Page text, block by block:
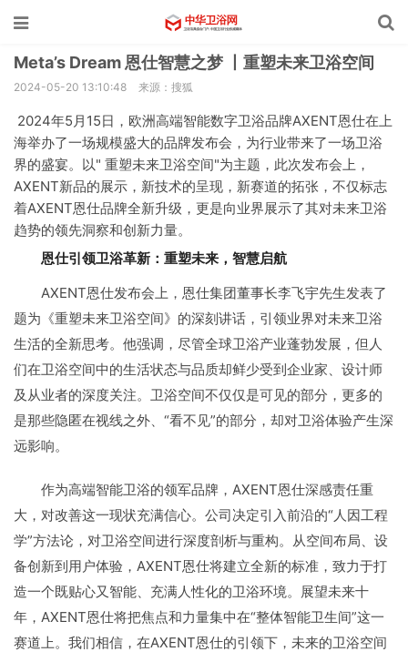
Meta’s Dream 恩仕智慧之梦 丨重塑未来卫浴空间
2024-05-20 13:10:48 来源：搜狐
2024年5月15日，欧洲高端智能数字卫浴品牌AXENT恩仕在上
海举办了一场规模盛大的品牌发布会，为行业带来了一场卫浴
界的盛宴。以" 重塑未来卫浴空间"为主题，此次发布会上，
AXENT新品的展示，新技术的呈现，新赛道的拓张，不仅标志
着AXENT恩仕品牌全新升级，更是向业界展示了其对未来卫浴
趋势的领先洞察和创新力量。
恩仕引领卫浴革新：重塑未来，智慧启航
AXENT恩仕发布会上，恩仕集团董事长李飞宇先生发表了
题为《重塑未来卫浴空间》的深刻讲话，引领业界对未来卫浴
生活的全新思考。他强调，尽管全球卫浴产业蓬勃发展，但人
们在卫浴空间中的生活状态与品质却鲜少受到企业家、设计师
及从业者的深度关注。卫浴空间不仅仅是可见的部分，更多的
是那些隐匿在视线之外、“看不见”的部分，却对卫浴体验产生深
远影响。
作为高端智能卫浴的领军品牌，AXENT恩仕深感责任重
大，对改善这一现状充满信心。公司决定引入前沿的“人因工程
学”方法论，对卫浴空间进行深度剖析与重构。从空间布局、设
备创新到用户体验，AXENT恩仕将建立全新的标准，致力于打
造一个既贴心又智能、充满人性化的卫浴环境。展望未来十
年，AXENT恩仕将把焦点和力量集中在“整体智能卫生间”这一
赛道上。我们相信，在AXENT恩仕的引领下，未来的卫浴空间